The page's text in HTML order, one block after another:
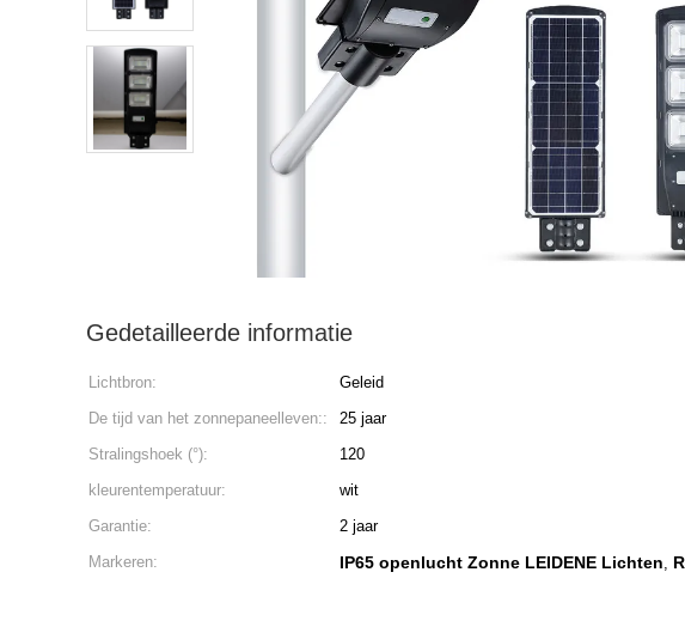
Gedetailleerde informatie
Lichtbron: Geleid
De tijd van het zonnepaneelleven::
25 jaar
Stralingshoek (°):
120
kleurentemperatuur:
wit
Garantie:
2 jaar
Markeren:
IP65 openlucht Zonne LEIDENE Lichten,